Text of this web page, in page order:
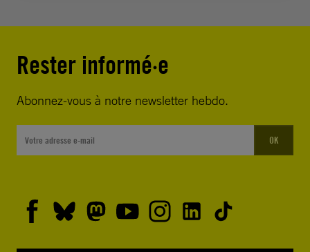
Rester informé·e
Abonnez-vous à notre newsletter hebdo.
OK